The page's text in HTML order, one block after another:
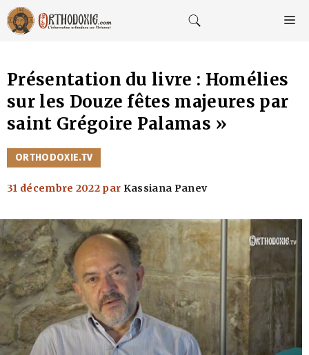
Aller
au
contenu
Présentation du livre : Homélies
sur les Douze fêtes majeures par
saint Grégoire Palamas »
CATÉGORIES
ORTHODOXIE.TV
31 décembre 2022 par Kassiana Panev